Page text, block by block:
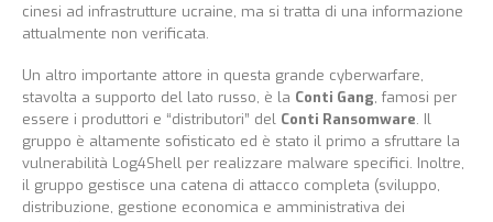
cinesi ad infrastrutture ucraine, ma si tratta di una informazione
attualmente non verificata.
Un altro importante attore in questa grande cyberwarfare,
stavolta a supporto del lato russo, è la Conti Gang, famosi per
essere i produttori e “distributori” del Conti Ransomware. Il
gruppo è altamente sofisticato ed è stato il primo a sfruttare la
vulnerabilità Log4Shell per realizzare malware specifici. Inoltre,
il gruppo gestisce una catena di attacco completa (sviluppo,
distribuzione, gestione economica e amministrativa dei